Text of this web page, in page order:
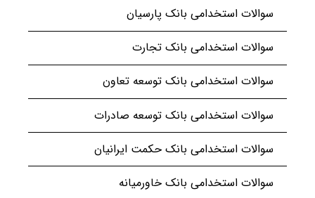
سوالات استخدامی بانک پارسیان
سوالات استخدامی بانک تجارت
سوالات استخدامی بانک توسعه تعاون
سوالات استخدامی بانک توسعه صادرات
سوالات استخدامی بانک حکمت ایرانیان
سوالات استخدامی بانک خاورمیانه